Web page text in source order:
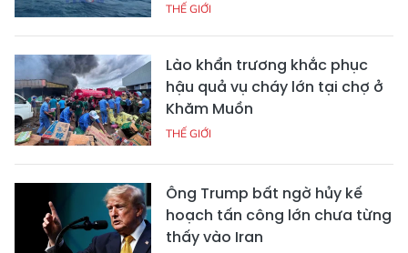
THẾ GIỚI
Lào khẩn trương khắc phục
hậu quả vụ cháy lớn tại chợ ở
Khăm Muồn
THẾ GIỚI
Ông Trump bất ngờ hủy kế
hoạch tấn công lớn chưa từng
thấy vào Iran